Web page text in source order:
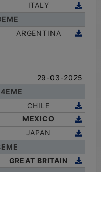
ITALY
ARGENTINA
29-03-2025
CHILE
MEXICO
JAPAN
GREAT BRITAIN